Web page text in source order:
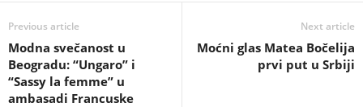
Previous article
Modna svečanost u
Beogradu: “Ungaro” i
“Sassy la femme” u
ambasadi Francuske
Next article
Moćni glas Matea Bočelija
prvi put u Srbiji